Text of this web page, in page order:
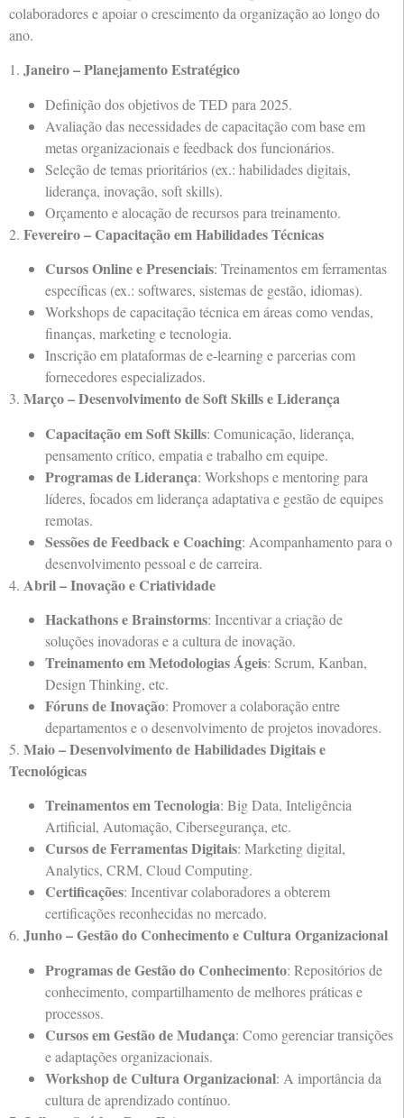
colaboradores e apoiar o crescimento da organização ao longo do
ano.
1. Janeiro – Planejamento Estratégico
Definição dos objetivos de TED para 2025.
Avaliação das necessidades de capacitação com base em
metas organizacionais e feedback dos funcionários.
Seleção de temas prioritários (ex.: habilidades digitais,
liderança, inovação, soft skills).
Orçamento e alocação de recursos para treinamento.
2. Fevereiro – Capacitação em Habilidades Técnicas
Cursos Online e Presenciais: Treinamentos em ferramentas
específicas (ex.: softwares, sistemas de gestão, idiomas).
Workshops de capacitação técnica em áreas como vendas,
finanças, marketing e tecnologia.
Inscrição em plataformas de e-learning e parcerias com
fornecedores especializados.
3. Março – Desenvolvimento de Soft Skills e Liderança
Capacitação em Soft Skills: Comunicação, liderança,
pensamento crítico, empatia e trabalho em equipe.
Programas de Liderança: Workshops e mentoring para
líderes, focados em liderança adaptativa e gestão de equipes
remotas.
Sessões de Feedback e Coaching: Acompanhamento para o
desenvolvimento pessoal e de carreira.
4. Abril – Inovação e Criatividade
Hackathons e Brainstorms: Incentivar a criação de
soluções inovadoras e a cultura de inovação.
Treinamento em Metodologias Ágeis: Scrum, Kanban,
Design Thinking, etc.
Fóruns de Inovação: Promover a colaboração entre
departamentos e o desenvolvimento de projetos inovadores.
5. Maio – Desenvolvimento de Habilidades Digitais e
Tecnológicas
Treinamentos em Tecnologia: Big Data, Inteligência
Artificial, Automação, Cibersegurança, etc.
Cursos de Ferramentas Digitais: Marketing digital,
Analytics, CRM, Cloud Computing.
Certificações: Incentivar colaboradores a obterem
certificações reconhecidas no mercado.
6. Junho – Gestão do Conhecimento e Cultura Organizacional
Programas de Gestão do Conhecimento: Repositórios de
conhecimento, compartilhamento de melhores práticas e
processos.
Cursos em Gestão de Mudança: Como gerenciar transições
e adaptações organizacionais.
Workshop de Cultura Organizacional: A importância da
cultura de aprendizado contínuo.